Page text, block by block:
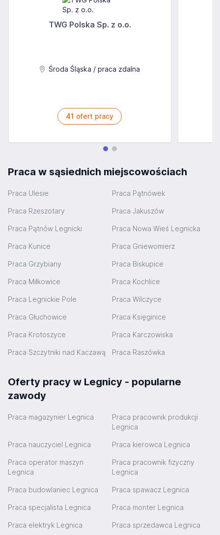
TWG Polska Sp. z o.o.
Środa Śląska / praca zdalna
41 ofert pracy
Praca w sąsiednich miejscowościach
Praca Ulesie Praca Pątnówek
Praca Rzeszotary Praca Jakuszów
Praca Pątnów Legnicki Praca Nowa Wieś Legnicka
Praca Kunice Praca Gniewomierz
Praca Grzybiany Praca Biskupice
Praca Miłkowice Praca Kochlice
Praca Legnickie Pole Praca Wilczyce
Praca Głuchowice Praca Księginice
Praca Krotoszyce Praca Karczowiska
Praca Szczytniki nad Kaczawą Praca Raszówka
Oferty pracy w Legnicy - popularne
zawody
Praca magazynier Legnica
Praca pracownik produkcji
Legnica
Praca nauczyciel Legnica Praca kierowca Legnica
Praca operator maszyn
Legnica
Praca pracownik fizyczny
Legnica
Praca budowlaniec Legnica Praca spawacz Legnica
Praca specjalista Legnica Praca monter Legnica
Praca elektryk Legnica Praca sprzedawca Legnica